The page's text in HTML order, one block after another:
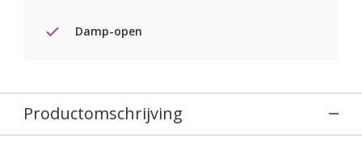
Damp-open
Productomschrijving